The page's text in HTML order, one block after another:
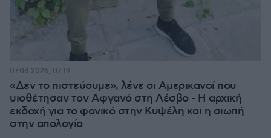
«Δεν το πιστεύουμε», λένε οι Αμερικανοί που
υιοθέτησαν τον Αφγανό στη Λέσβο - Η αρχική
εκδοχή για το φονικό στην Κυψέλη και η σιωπή
στην απολογία
07.08.2026, 07:19